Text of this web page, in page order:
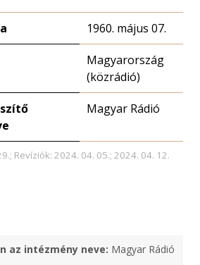
1960. május 07.
Magyarország
(közrádió)
Magyar Rádió
Revíziók: 2024. 04. 05.; 2024. 04. 12.
az intézmény neve: Magyar Rádió